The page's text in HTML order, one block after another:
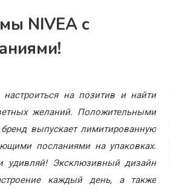
NIVEA с
на позитив и найти
желаний. Положительными
выпускает лимитированную
посланиями на упаковках.
Эксклюзивный дизайн
каждый день, а также